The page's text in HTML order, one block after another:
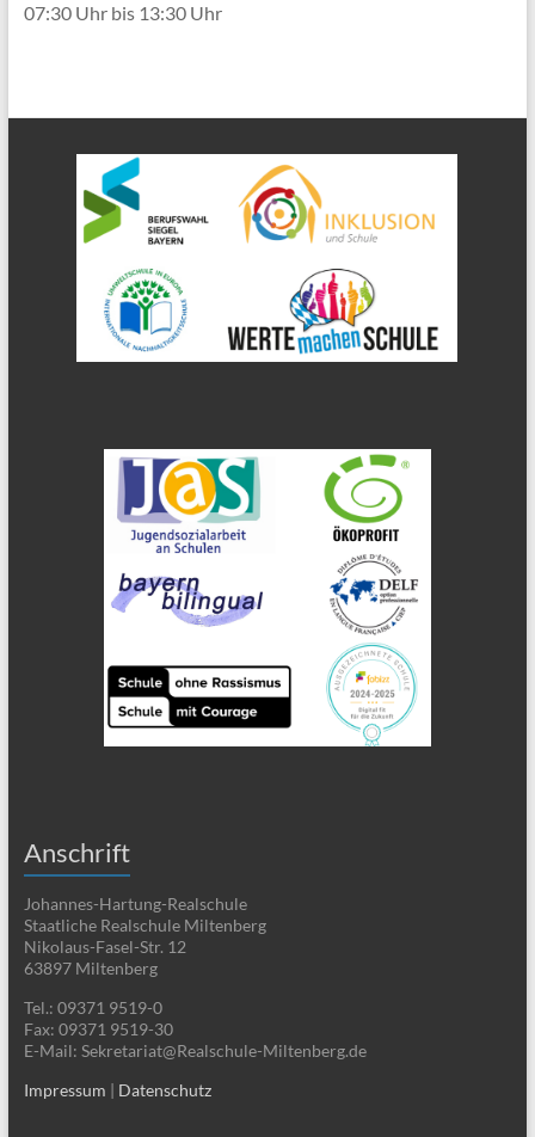
07:30 Uhr bis 13:30 Uhr
Anschrift
Johannes-Hartung-Realschule
Staatliche Realschule Miltenberg
Nikolaus-Fasel-Str. 12
63897 Miltenberg
Tel.: 09371 9519-0
Fax: 09371 9519-30
E-Mail: Sekretariat@Realschule-Miltenberg.de
Impressum | Datenschutz